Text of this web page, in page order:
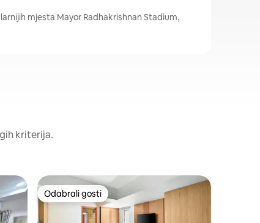
mjesta Mayor Radhakrishnan Stadium,
kriterija.
Odabrali gosti
Odabrali gosti